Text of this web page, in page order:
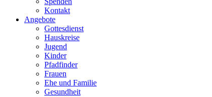
Kontakt
Angebote
Gottesdienst
Hauskreise
Jugend
Kinder
Pfadfinder
Frauen
Ehe und Familie
Gesundheit